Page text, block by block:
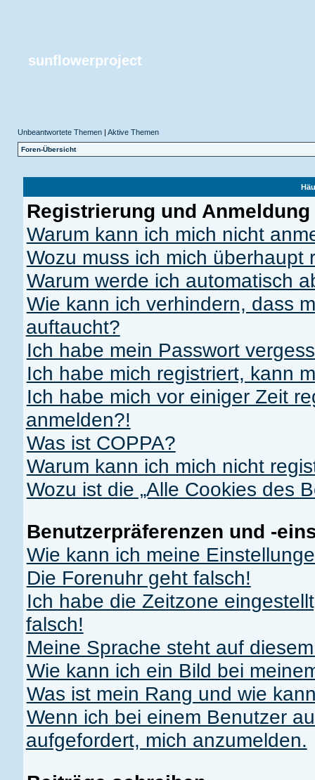
sunflowerproject
Unbeantwortete Themen| Aktive Themen
Foren-Übersicht
Registrierung und Anmeldung
Warum kann ich mich nicht
Wozu muss ich mich überhaupt
Warum werde ich automatisch
Wie kann ich verhindern, dass
auftaucht?
Ich habe mein Passwort
Ich habe mich registriert, kann
Ich habe mich vor einiger Zeit
anmelden?!
Was ist COPPA?
Warum kann ich mich nicht
Wozu ist die „Alle Cookies des
Benutzerpräferenzen und -
Wie kann ich meine
Die Forenuhr geht falsch!
Ich habe die Zeitzone
falsch!
Meine Sprache steht auf
Wie kann ich ein Bild bei
Was ist mein Rang und wie
Wenn ich bei einem Benutzer
aufgefordert, mich anzumelden.